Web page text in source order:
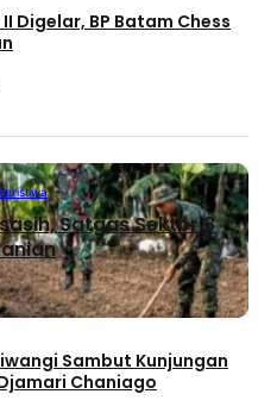
Digelar, BP Batam Chess
Satgas Sektor 8
Sambut Kunjungan
Chaniago